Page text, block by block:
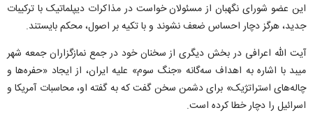
این عضو شورای نگهبان از مسئولان خواست در مذاکرات دیپلماتیک با ترکیبات
جدید، هرگز دچار احساس ضعف نشوند و با تکیه بر اصول، محکم بایستند.
آیت الله اعرافی در بخش دیگری از سخنان خود در جمع نمازگزاران جمعه شهر
میبد با اشاره به اهداف سه‌گانه «جنگ سوم» علیه ایران، از ایجاد «حفره‌ها و
چاله‌های استراتژیک» برای دشمن سخن گفت که به گفته او، محاسبات آمریکا و
اسرائیل را دچار خطا کرده است.